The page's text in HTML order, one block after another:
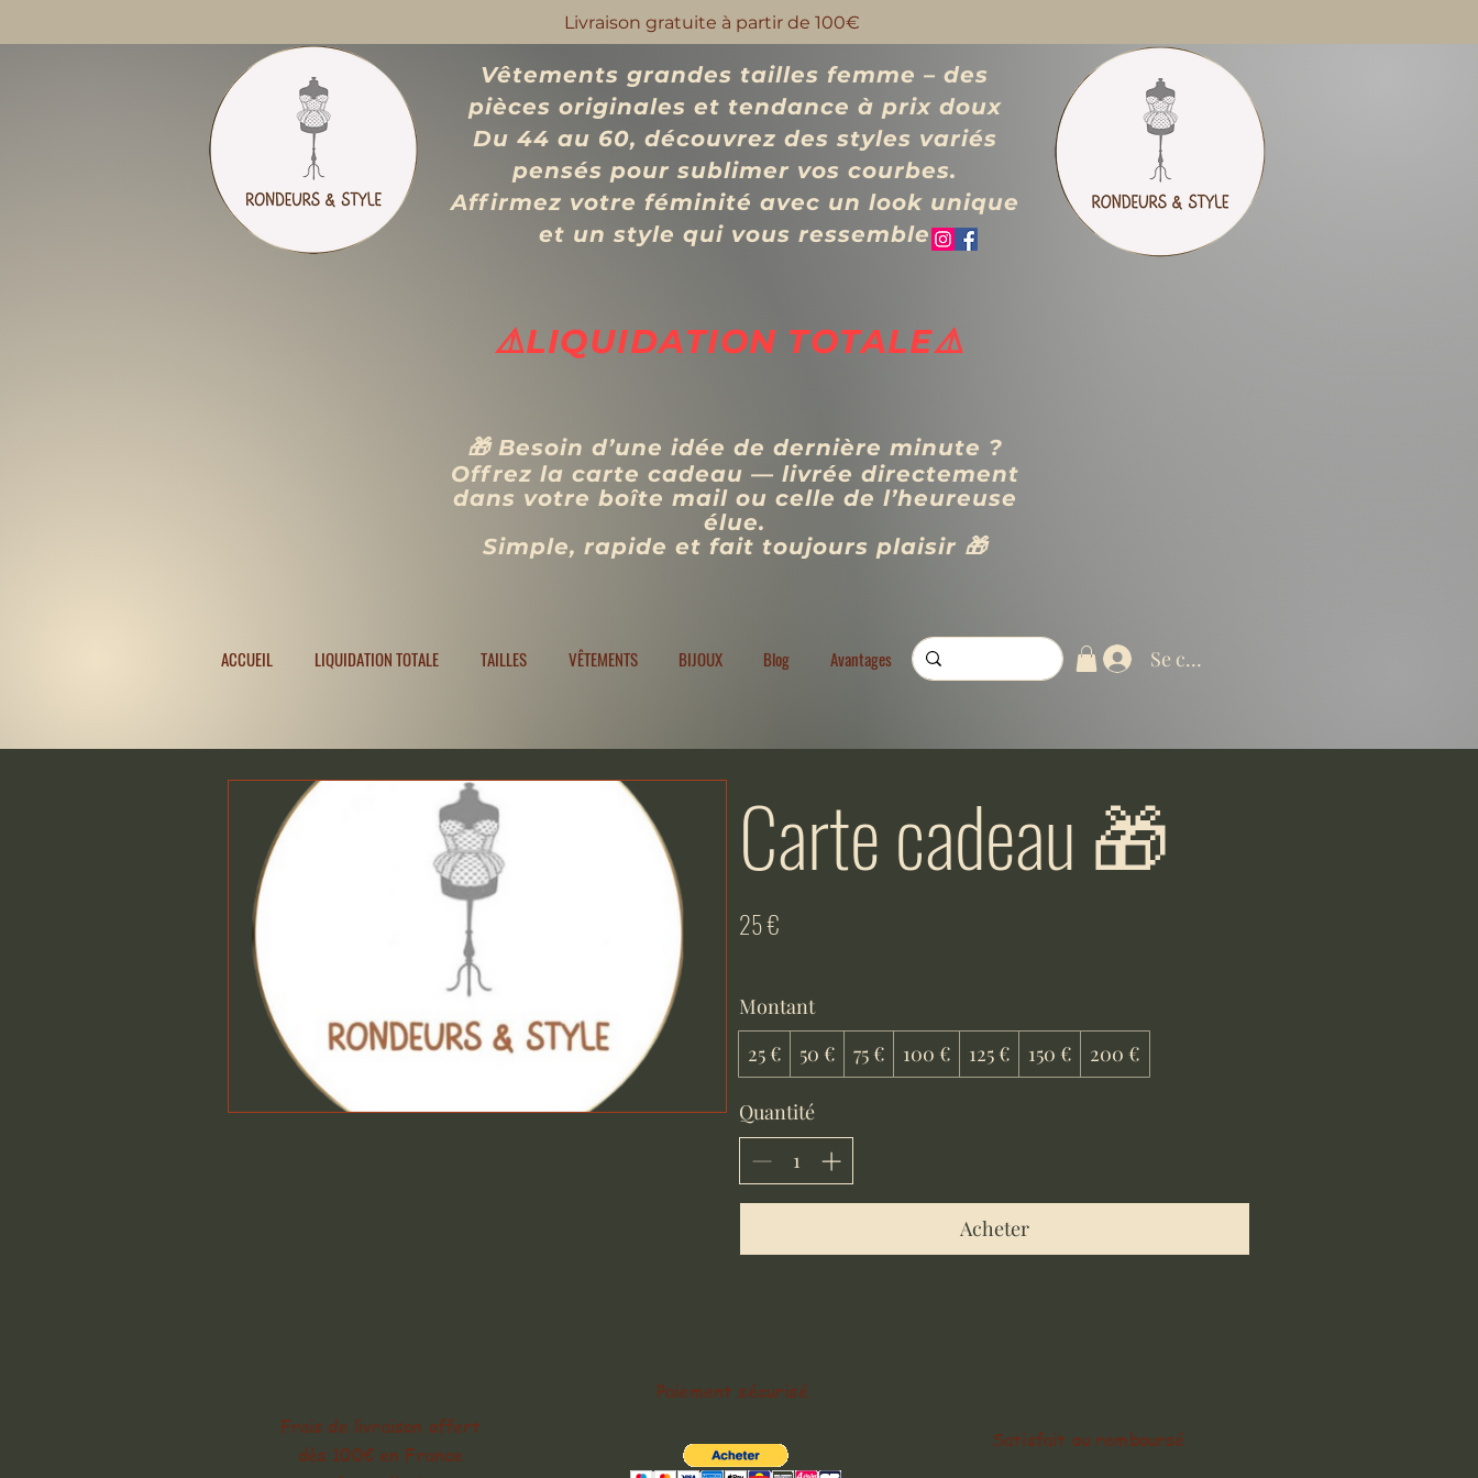
Vêtements grandes tailles femme – des
pièces originales et tendance à prix doux
Du 44 au 60, découvrez des styles variés
pensés pour sublimer vos courbes.
Affirmez votre féminité avec un look unique
et un style qui vous ressemble
⚠️LIQUIDATION TOTALE⚠️
🎁 Besoin d’une idée de dernière minute ?
Offrez la carte cadeau — livrée directement
dans votre boîte mail ou celle de l’heureuse
élue.
Simple, rapide et fait toujours plaisir 🎁
ACCUEIL LIQUIDATION TOTALE TAILLES VÊTEMENTS BIJOUX Blog Avantages Se connecter
Livraison gratuite à partir de 100€
Carte cadeau 🎁
25 €
Montant
25 €
50 € 75 € 100 € 125 € 150 € 200 €
Quantité
Acheter
Paiement sécurisé
Frais de livraison offert
dès 100€ en France
Satisfait ou remboursé